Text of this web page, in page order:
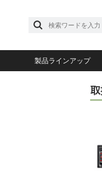
製品ラインアップ